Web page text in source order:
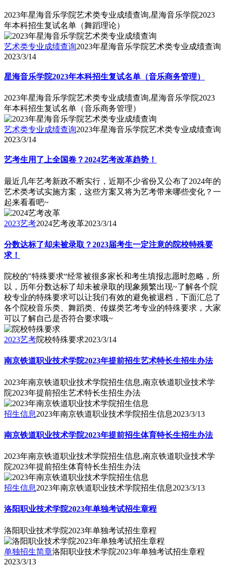
2023年星海音乐学院艺术类专业成绩查询,星海音乐学院2023
年本科招生复试名单（舞蹈理论）
艺术类专业成绩查询2023年星海音乐学院艺术类专业成绩查询
2023/3/14
星海音乐学院2023年本科招生复试名单（音乐商务管理）
2023年星海音乐学院艺术类专业成绩查询,星海音乐学院2023
年本科招生复试名单（音乐商务管理）
艺术类专业成绩查询2023年星海音乐学院艺术类专业成绩查询
2023/3/14
艺考生用了上全国卷？2024艺考改革趋势！
最近几年艺考新政不断实行，近期不少省份又公布了2024年的
艺术类考试实施方案，这些方案又将为艺考带来哪些变化？一
起来看看吧~
2023艺考2024艺考改革2023/3/14
分数达标了却未被录取？2023届考生一定注意的院校特殊要
求！
​院校的"特殊要求“经常被很多家长和考生填报志愿时忽略，所
以，历年分数达标了却未被录取的现象频繁出现~了解各个院
校专业的特殊要求可以让我们有效的避免被退档，下面汇总了
各个院校音乐类、舞蹈类、传媒类艺考专业的特殊要求，大家
可以了解自己是否符合要求哦~
2023艺考院校特殊要求2023/3/14
南京铁道职业技术学院2023年提前招生艺术特长生招生办法
2023年南京铁道职业技术学院招生信息,南京铁道职业技术学
院2023年提前招生艺术特长生招生办法
招生信息2023年南京铁道职业技术学院招生信息2023/3/13
南京铁道职业技术学院2023年提前招生体育特长生招生办法
2023年南京铁道职业技术学院招生信息,南京铁道职业技术学
院2023年提前招生体育特长生招生办法
招生信息2023年南京铁道职业技术学院招生信息2023/3/13
洛阳职业技术学院2023年单独考试招生章程
洛阳职业技术学院2023年单独考试招生章程
单独招生简章洛阳职业技术学院2023年单独考试招生章程
2023/3/13